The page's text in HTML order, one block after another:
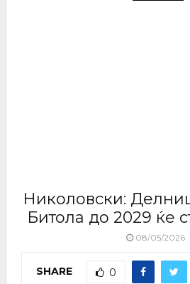
Николовски:
Битола до 2029 ќе
08/05/2026
SHARE 0